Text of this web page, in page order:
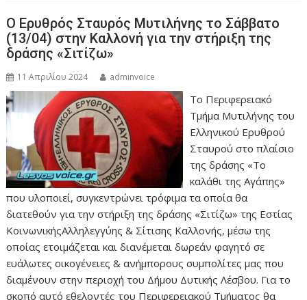
Ο Ερυθρός Σταυρός Μυτιλήνης το Σάββατο
(13/04) στην Καλλονή για την στήριξη της
δράσης «Σιτίζω»
11 Απριλίου 2024 adminvoice
Το Περιφερειακό
Τμήμα Μυτιλήνης του
Ελληνικού Ερυθρού
Σταυρού στο πλαίσιο
της δράσης «Το
καλάθι της Αγάπης»
που υλοποιεί, συγκεντρώνει τρόφιμα τα οποία θα
διατεθούν για την στήριξη της δράσης «Σιτίζω» της Εστίας
ΚοινωνικήςΑλληλεγγύης & Σίτισης Καλλονής, μέσω της
οποίας ετοιμάζεται και διανέμεται δωρεάν φαγητό σε
ευάλωτες οικογένειες & ανήμπορους συμπολίτες μας που
διαμένουν στην περιοχή του Δήμου Δυτικής Λέσβου. Για το
σκοπό αυτό εθελοντές του Περιφερειακού Τμήματος θα